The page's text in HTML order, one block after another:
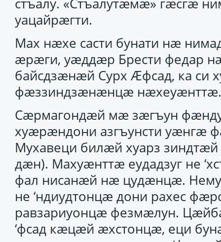
уацайрӕгти.
Мах нӕхе састи бунати нӕ
ӕрӕги, уӕддӕр Брести федар
байсдзӕнӕй Сурх Ӕфсад, ка си
фӕззиндзӕнӕнцӕ нӕхеуӕнттӕ.
Сӕрмагондӕй мӕ зӕгъун
хуӕрӕндони азгъунсти уӕнгӕ
Мухавеци билӕй хуарз
дӕн). Махуӕнттӕ еудадзуг не
фал нисанӕй нӕ цудӕнцӕ.
не ‘ндиудтонцӕ дони рахес
равзариуонцӕ фезмӕлун.
‘фсад кӕцӕй ӕхстонцӕ, еци